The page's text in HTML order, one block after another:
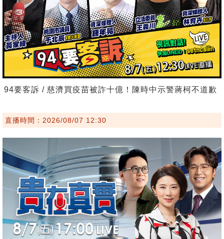
94要客訴 / 慈濟買疫苗被詐十億！陳時中示警蔣柯不道歉
直播時間：2026/08/07 12:30